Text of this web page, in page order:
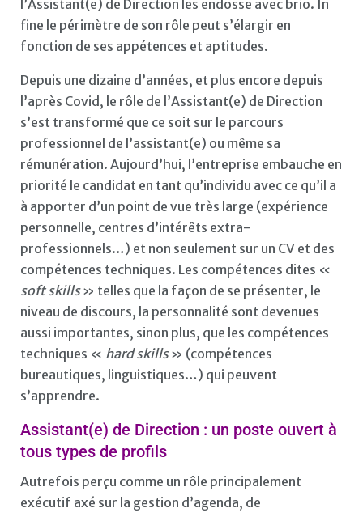
l’Assistant(e) de Direction les endosse avec brio. In
fine le périmètre de son rôle peut s’élargir en
fonction de ses appétences et aptitudes.
Depuis une dizaine d’années, et plus encore depuis
l’après Covid, le rôle de l’Assistant(e) de Direction
s’est transformé que ce soit sur le parcours
professionnel de l’assistant(e) ou même sa
rémunération. Aujourd’hui, l’entreprise embauche en
priorité le candidat en tant qu’individu avec ce qu’il a
à apporter d’un point de vue très large (expérience
personnelle, centres d’intérêts extra-
professionnels…) et non seulement sur un CV et des
compétences techniques. Les compétences dites «
soft skills» telles que la façon de se présenter, le
niveau de discours, la personnalité sont devenues
aussi importantes, sinon plus, que les compétences
techniques « hard skills» (compétences
bureautiques, linguistiques…) qui peuvent
s’apprendre.
Assistant(e) de Direction : un poste ouvert à
tous types de profils
Autrefois perçu comme un rôle principalement
exécutif axé sur la gestion d’agenda, de